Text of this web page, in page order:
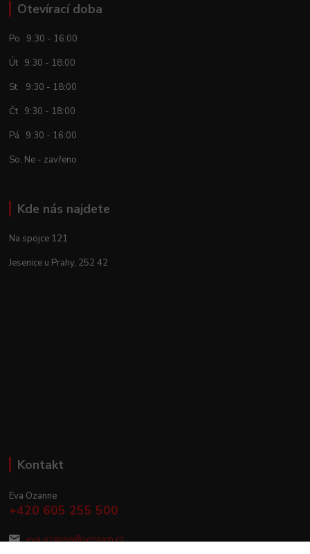
Otevírací doba
Po 9:30 - 16:00
Út 9:30 - 18:00
St 9:30 - 18:00
Čt 9:30 - 18:00
Pá 9:30 - 16:00
So, Ne - zavřeno
Kde nás najdete
Na spojce 121
Jesenice u Prahy, 252 42
Kontakt
Eva Ozanne
+420 605 255 500
eva.ozanne@seznam.cz